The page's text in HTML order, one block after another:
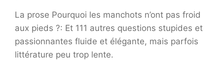
La prose Pourquoi les manchots n’ont pas froid
aux pieds ?: Et 111 autres questions stupides et
passionnantes fluide et élégante, mais parfois
littérature peu trop lente.